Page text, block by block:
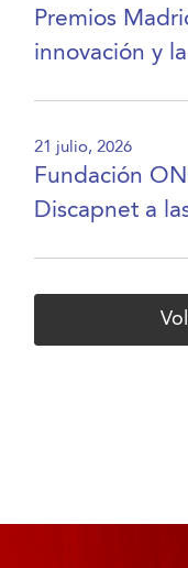
Premios
innovación y
21 julio, 2026
Fundación
Discapnet a